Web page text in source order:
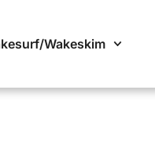
Wakeskim